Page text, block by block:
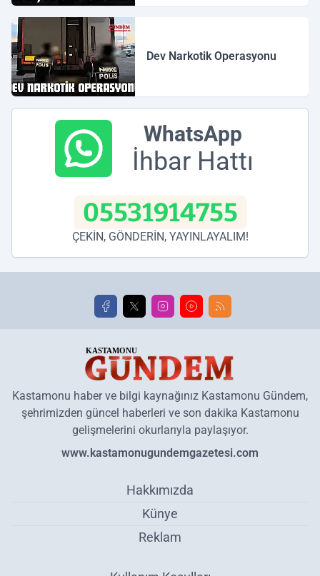
Dev Narkotik Operasyonu
WhatsApp
İhbar Hattı
05531914755
ÇEKİN, GÖNDERİN, YAYINLAYALIM!
Kastamonu haber ve bilgi kaynağınız Kastamonu Gündem,
şehrimizden güncel haberleri ve son dakika Kastamonu
gelişmelerini okurlarıyla paylaşıyor.
www.kastamonugundemgazetesi.com
Hakkımızda
Künye
Reklam